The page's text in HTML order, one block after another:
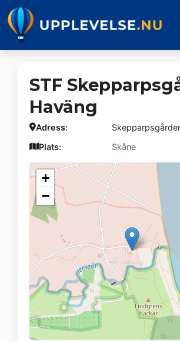
Hoppa
till
innehåll
STF
Haväng
Adress:
Plats:
Skåne
+
−